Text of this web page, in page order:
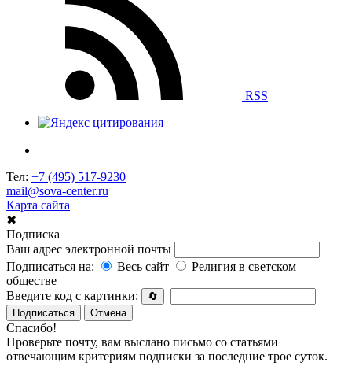
RSS
Тел: +7 (495) 517-9230
mail@sova-center.ru
Карта сайта
✖
Подписка
Ваш адрес электронной почты
Подписаться на:
Весь сайт
Религия в светском
обществе
Введите код с картинки:
🔄
Подписаться
Отмена
Спасибо!
Проверьте почту, вам выслано письмо со статьями
отвечающим критериям подписки за последние трое суток.